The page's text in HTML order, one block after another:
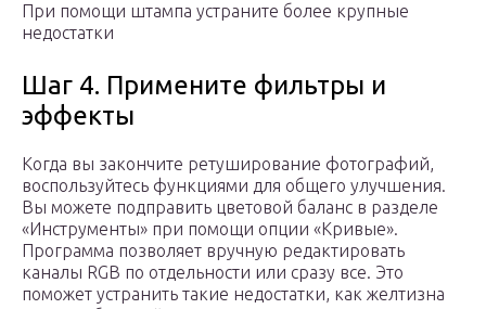
При помощи штампа устраните более крупные
недостатки
Шаг 4. Примените фильтры и
эффекты
Когда вы закончите ретуширование фотографий,
воспользуйтесь функциями для общего улучшения.
Вы можете подправить цветовой баланс в разделе
«Инструменты» при помощи опции «Кривые».
Программа позволяет вручную редактировать
каналы RGB по отдельности или сразу все. Это
поможет устранить такие недостатки, как желтизна